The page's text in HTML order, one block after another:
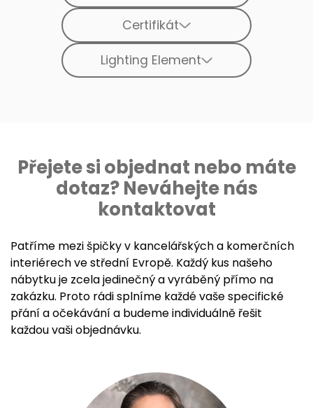
Certifikát
Lighting Element
Přejete si objednat nebo máte
dotaz? Neváhejte nás
kontaktovat
Patříme mezi špičky v kancelářských a komerčních
interiérech ve střední Evropě. Každý kus našeho
nábytku je zcela jedinečný a vyráběný přímo na
zakázku. Proto rádi splníme každé vaše specifické
přání a očekávání a budeme individuálně řešit
každou vaši objednávku.